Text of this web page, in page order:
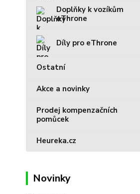
Doplňky k vozíkům
eThrone
Díly pro eThrone
Ostatní
Akce a novinky
Prodej kompenzačních
pomůcek
Heureka.cz
Novinky